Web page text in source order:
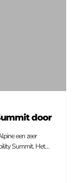
door
een zeer
Summit. Het…